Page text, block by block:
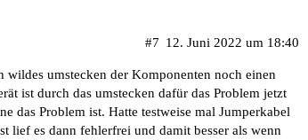
12. Juni 2022 um 18:40
#7
umstecken der Komponenten noch einen
ist durch das umstecken dafür das Problem jetzt
das Problem ist. Hatte testweise mal Jumperkabel
lief es dann fehlerfrei und damit besser als wenn